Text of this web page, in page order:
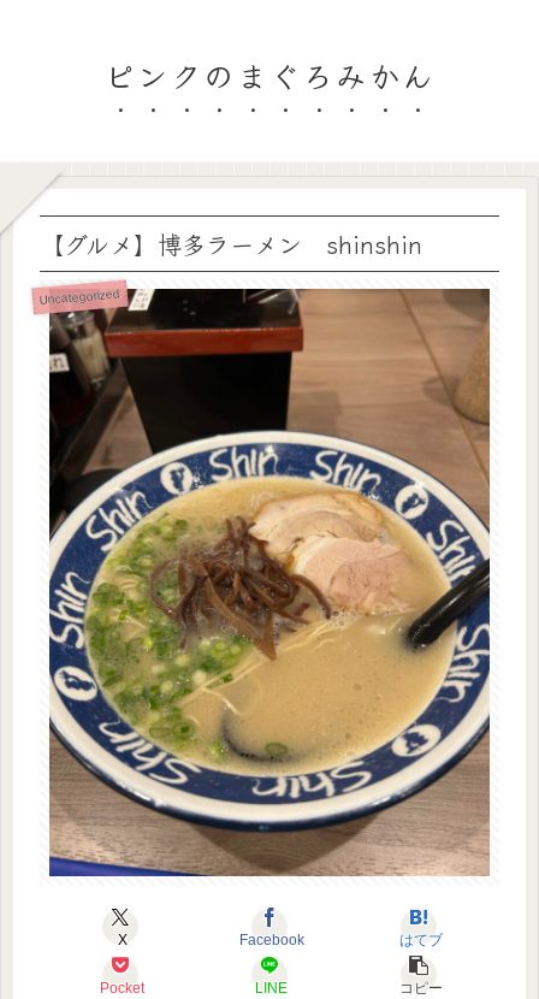
ピンクのまぐろみかん
【グルメ】博多ラーメン shinshin
Uncategorized
X Facebook はてブ
Pocket LINE コピー